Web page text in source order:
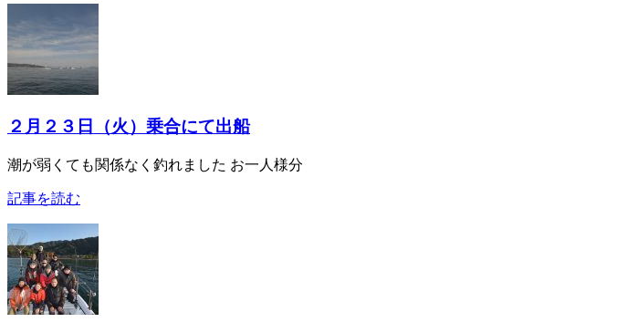
２月２３日（火）乗合にて出船
潮が弱くても関係なく釣れました お一人様分
記事を読む